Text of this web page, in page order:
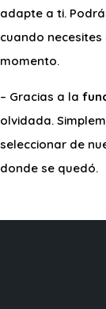
adapte a ti.
cuando
momento.
– Gracias a la
olvidada.
seleccionar de
donde se quedó.